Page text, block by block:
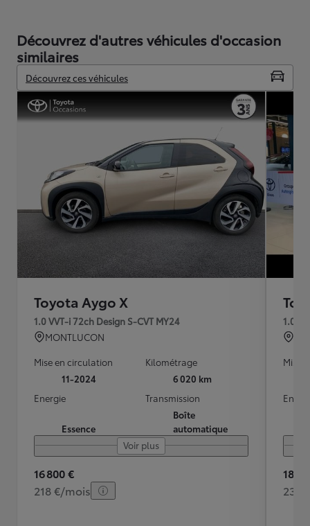
Découvrez d'autres véhicules d'occasion
similaires
Découvrez ces véhicules
Toyota Aygo X
1.0 VVT-i 72ch Design S-CVT MY24
MONTLUCON
Mise en circulation
11-2024
Kilométrage
6 020 km
Energie
Essence
Transmission
Boîte
automatique
Voir plus
16 800 €
218 €/mois
1.0
Mise
18
236